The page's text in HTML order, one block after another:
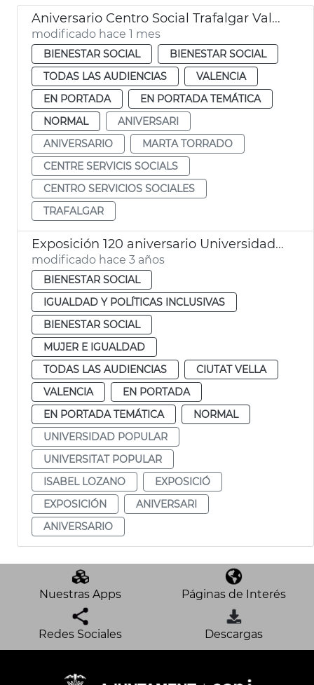
Aniversario Centro Social Trafalgar València
modificado hace 1 mes
BIENESTAR SOCIAL
BIENESTAR SOCIAL
TODAS LAS AUDIENCIAS
VALENCIA
EN PORTADA
EN PORTADA TEMÁTICA
NORMAL
ANIVERSARI
ANIVERSARIO
MARTA TORRADO
CENTRE SERVICIS SOCIALS
CENTRO SERVICIOS SOCIALES
TRAFALGAR
Exposición 120 aniversario Universidad Popular
modificado hace 3 años
BIENESTAR SOCIAL
IGUALDAD Y POLÍTICAS INCLUSIVAS
BIENESTAR SOCIAL
MUJER E IGUALDAD
TODAS LAS AUDIENCIAS
CIUTAT VELLA
VALENCIA
EN PORTADA
EN PORTADA TEMÁTICA
NORMAL
UNIVERSIDAD POPULAR
UNIVERSITAT POPULAR
ISABEL LOZANO
EXPOSICIÓ
EXPOSICIÓN
ANIVERSARI
ANIVERSARIO
Nuestras Apps Páginas de Interés
Redes Sociales Descargas